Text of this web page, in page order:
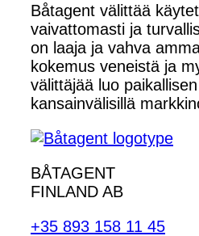
Båtagent välittää
vaivattomasti ja
on laaja ja vahva
kokemus veneistä ja
välittäjää luo
kansainvälisillä
BÅTAGENT
FINLAND AB
+35 893 158 11 45